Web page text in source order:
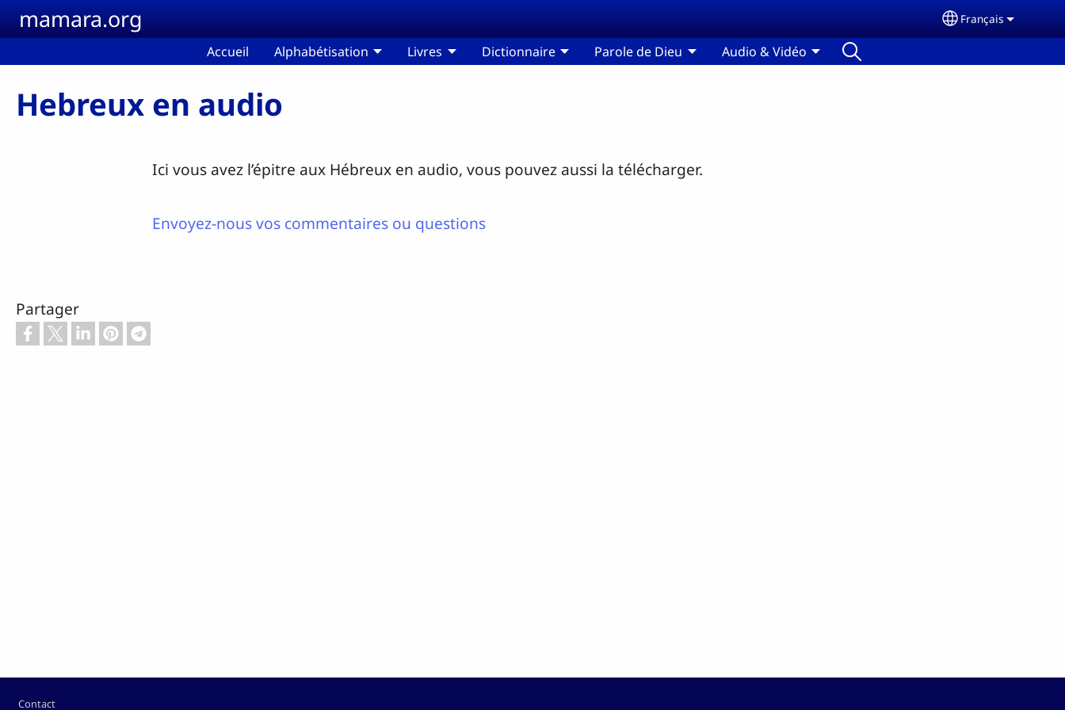
Aller au contenu principal
mamara.org Select your
Français
Accueil Alphabétisation Livres Dictionnaire Parole de Dieu Audio & Vidéo
Hebreux en audio
Ici vous avez l’épitre aux Hébreux en audio, vous pouvez aussi la télécharger.
Envoyez-nous vos commentaires ou questions
Partager
Pied de page
Contact